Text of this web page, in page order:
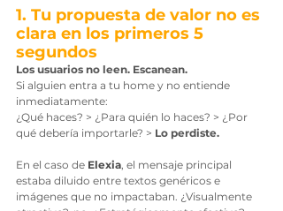
1. Tu propuesta de valor no es
clara en los primeros 5
segundos
Los usuarios no leen. Escanean.
Si alguien entra a tu home y no entiende
inmediatamente:
¿Qué haces? > ¿Para quién lo haces? > ¿Por
qué debería importarle? > Lo perdiste.
En el caso de Elexia , el mensaje principal
estaba diluido entre textos genéricos e
imágenes que no impactaban. ¿Visualmente